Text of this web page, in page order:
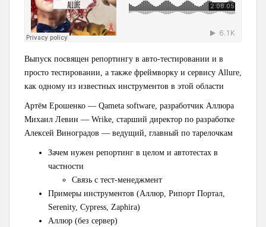
Выпуск посвящен репортингу в авто-тестировании и в
просто тестировании, а также фреймворку и сервису Allure,
как одному из известных инструментов в этой области
Артём Ерошенко — Qameta software, разработчик Аллюра
Михаил Левин — Wrike, старший директор по разработке
Алексей Виноградов — ведущий, главный по тарелочкам
Зачем нужен репортинг в целом и автотестах в
частности
Cвязь с тест-менеджмент
Примеры инструментов (Аллюр, Рипорт Портал,
Serenity, Cypress, Zaphira)
Аллюр (без сервер)